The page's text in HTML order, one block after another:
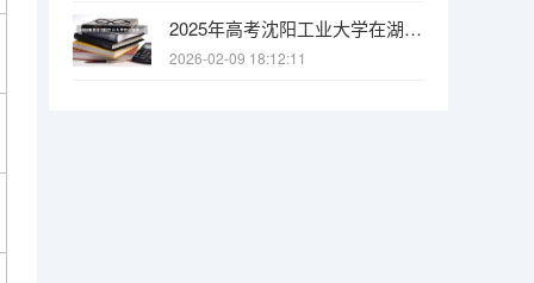
2025年高考沈阳工业大学在湖南各批次选科要求有哪些
2026-02-09 18:12:11